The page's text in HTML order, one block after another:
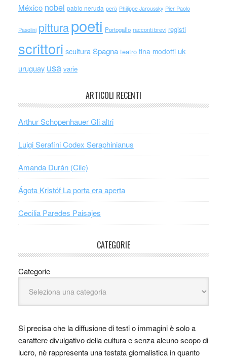
México nobel pablo neruda perù Philippe Jaroussky Pier Paolo
Pasolini pitturapoeti Portogallo racconti brevi registi
scrittori scultura Spagna teatro tina modotti uk
uruguay usa varie
ARTICOLI RECENTI
Arthur Schopenhauer Gli altri
Luigi Serafini Codex Seraphinianus
Amanda Durán (Cile)
Ágota Kristóf La porta era aperta
Cecilia Paredes Paisajes
CATEGORIE
Categorie
Si precisa che la diffusione di testi o immagini è solo a
carattere divulgativo della cultura e senza alcuno scopo di
lucro, nè rappresenta una testata giornalistica in quanto